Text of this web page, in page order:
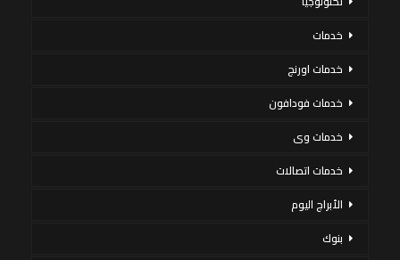
خدمات
خدمات اورنج
خدمات فودافون
خدمات وى
خدمات اتصالات
الأبراج اليوم
بنوك